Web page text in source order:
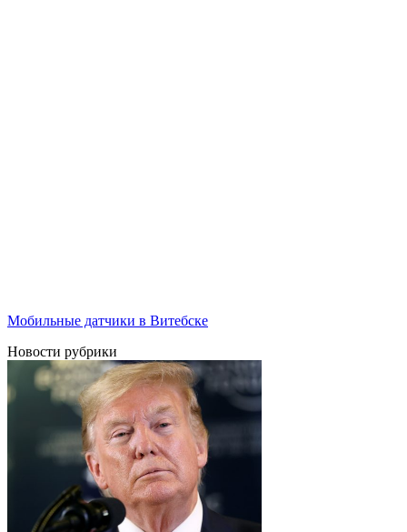
Мобильные датчики в Витебске
Новости рубрики